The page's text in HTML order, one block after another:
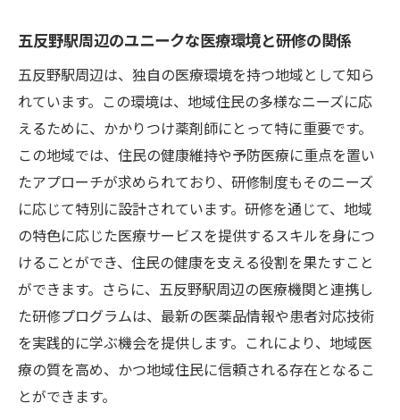
研修後のスキル持続と向上の方法
地域医療に貢献するための研修制度がもたらす
具体的な効果
地域医療の課題解決に役立つ研修内容
研修を経て得られる患者との信頼関係
医療チームへの積極的な貢献とその効果
地域住民の健康向上に寄与する方法
研修制度がもたらす地域医療の活性化
持続的な地域医療改善への研修の影響
かかりつけ薬剤師を目指すための研修制度と地
域医療機関の連携
医療機関との連携が実現する研修の質向上
地域協力による研修プログラムの拡充
五反野駅周辺のユニークな医療環境と研修の関係
五反野駅周辺は、独自の医療環境を持つ地域として知ら
れています。この環境は、地域住民の多様なニーズに応
えるために、かかりつけ薬剤師にとって特に重要です。
この地域では、住民の健康維持や予防医療に重点を置い
たアプローチが求められており、研修制度もそのニーズ
に応じて特別に設計されています。研修を通じて、地域
の特色に応じた医療サービスを提供するスキルを身につ
けることができ、住民の健康を支える役割を果たすこと
ができます。さらに、五反野駅周辺の医療機関と連携し
た研修プログラムは、最新の医薬品情報や患者対応技術
を実践的に学ぶ機会を提供します。これにより、地域医
療の質を高め、かつ地域住民に信頼される存在となるこ
とができます。